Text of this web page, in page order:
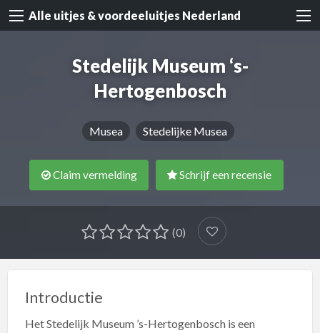
Alle uitjes & voordeeluitjes Nederland
Stedelijk Museum ‘s-
Hertogenbosch
Musea Stedelijke Musea
Claim vermelding Schrijf een recensie
(0)
Introductie
Het Stedelijk Museum ’s-Hertogenbosch is een